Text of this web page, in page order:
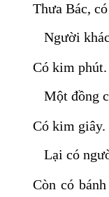
Thưa Bác,
Người
Có kim phút.
Một đồng
Có kim giây.
Lại có
Còn có